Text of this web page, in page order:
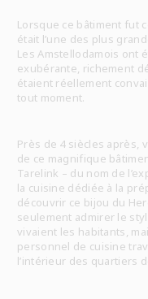
Lorsque ce bâtiment fut
était l’une des plus
Les Amstellodamois ont
exubérante, richement
étaient réellement
tout moment.
Près de 4 siècles après,
de ce magnifique
Tarelink – du nom de
la cuisine dédiée à la
découvrir ce bijou du
seulement admirer le
vivaient les habitants,
personnel de cuisine
l’intérieur des quartiers